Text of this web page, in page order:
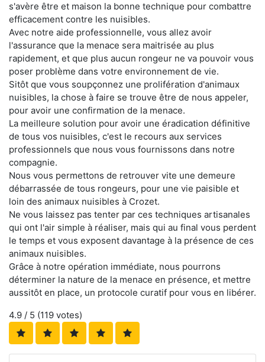
s'avère être et maison la bonne technique pour combattre
efficacement contre les nuisibles.
Avec notre aide professionnelle, vous allez avoir
l'assurance que la menace sera maitrisée au plus
rapidement, et que plus aucun rongeur ne va pouvoir vous
poser problème dans votre environnement de vie.
Sitôt que vous soupçonnez une prolifération d'animaux
nuisibles, la chose à faire se trouve être de nous appeler,
pour avoir une confirmation de la menace.
La meilleure solution pour avoir une éradication définitive
de tous vos nuisibles, c'est le recours aux services
professionnels que nous vous fournissons dans notre
compagnie.
Nous vous permettons de retrouver vite une demeure
débarrassée de tous rongeurs, pour une vie paisible et
loin des animaux nuisibles à Crozet.
Ne vous laissez pas tenter par ces techniques artisanales
qui ont l'air simple à réaliser, mais qui au final vous perdent
le temps et vous exposent davantage à la présence de ces
animaux nuisibles.
Grâce à notre opération immédiate, nous pourrons
déterminer la nature de la menace en présence, et mettre
aussitôt en place, un protocole curatif pour vous en libérer.
4.9 / 5 (119 votes)